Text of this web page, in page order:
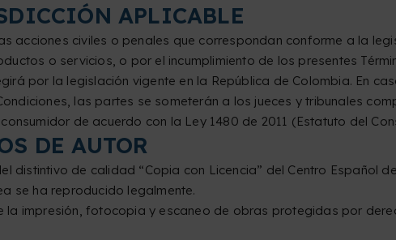
APLICABLE
acciones civiles o penales que correspondan conforme a la
o servicios, o por el incumplimiento de los presentes
por la legislación vigente en la República de Colombia. En
las partes se someterán a los jueces y tribunales
de acuerdo con la Ley 1480 de 2011 (Estatuto del
DE AUTOR
distintivo de calidad “Copia con Licencia” del Centro Español
se ha reproducido legalmente.
la impresión, fotocopia y escaneo de obras protegidas por